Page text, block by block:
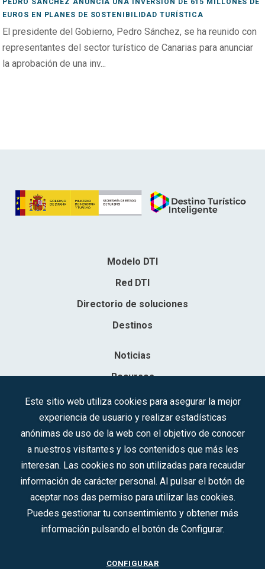
PEDRO SÁNCHEZ ANUNCIA UNA INVERSIÓN DE 615 MILLONES DE
EUROS EN PLANES DE SOSTENIBILIDAD TURÍSTICA
El presidente del Gobierno, Pedro Sánchez, se ha reunido con
representantes del sector turístico de Canarias para anunciar
la aprobación de una inv...
Modelo DTI
Red DTI
Directorio de soluciones
Destinos
Noticias
Recursos
Contacto
Sociedad Mercantil Estatal para la Gestión de la Innovación y las
C.I.F.: A-81/874.984
Síguenos en redes sociales:
CONTACTO
Este sitio web utiliza cookies para asegurar la mejor
experiencia de usuario y realizar estadísticas
anónimas de uso de la web con el objetivo de conocer
a nuestros visitantes y los contenidos que más les
interesan. Las cookies no son utilizadas para recaudar
información de carácter personal. Al pulsar el botón de
aceptar nos das permiso para utilizar las cookies.
Puedes gestionar tu consentimiento y obtener más
información pulsando el botón de Configurar.
CONFIGURAR